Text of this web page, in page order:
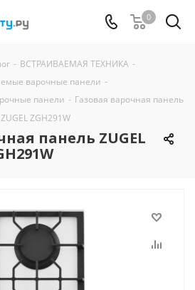
0
- ВСТРАИВАЕМАЯ ТЕХНИКА -
варочные панели -
панели - Газовая варочная панель
ZUGEL ZGH291W
панель ZUGEL